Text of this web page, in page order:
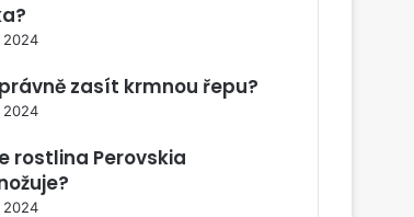
2024
zasít krmnou řepu?
2024
rostlina Perovskia
2024